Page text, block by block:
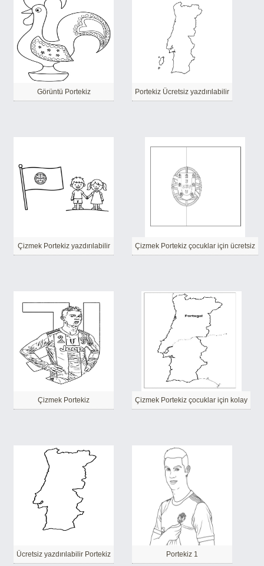
Görüntü Portekiz Portekiz Ücretsiz yazdırılabilir
Çizmek Portekiz yazdırılabilir Çizmek Portekiz çocuklar için ücretsiz
Çizmek Portekiz Çizmek Portekiz çocuklar için kolay
Ücretsiz yazdırılabilir Portekiz Portekiz 1